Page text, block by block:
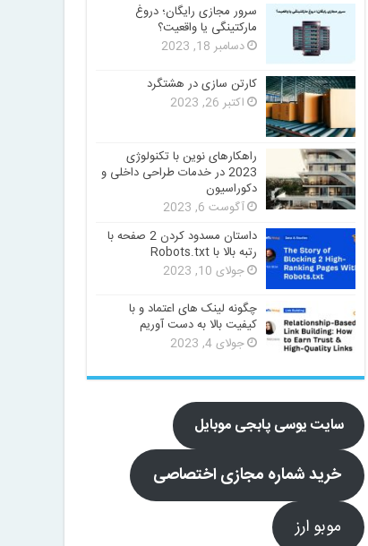
سرور مجازی رایگان؛ دروغ
مارکتینگی یا واقعیت؟
دسامبر 18, 2023
کارتن سازی در هشتگرد
اکتبر 26, 2023
راهکارهای نوین با تکنولوژی
2023 در خدمات طراحی داخلی و
دکوراسیون
آگوست 6, 2023
داستان مسدود کردن 2 صفحه با
رتبه بالا با Robots.txt
جولای 10, 2023
چگونه لینک های اعتماد و با
کیفیت بالا به دست آوریم
جولای 4, 2023
سایت یوسی پابجی موبایل
خرید شماره مجازی اختصاصی
موبو ارز